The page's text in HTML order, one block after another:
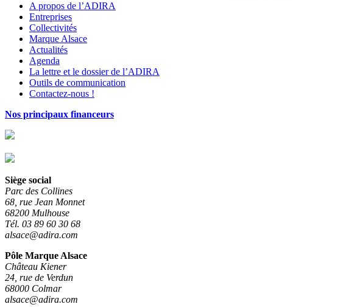
A propos de l’ADIRA
Entreprises
Collectivités
Marque Alsace
Actualités
Agenda
La lettre et le dossier de l’ADIRA
Outils de communication
Contactez-nous !
Nos principaux financeurs
Siège social
Parc des Collines
68, rue Jean Monnet
68200 Mulhouse
Tél. 03 89 60 30 68
alsace@adira.com
Pôle Marque Alsace
Château Kiener
24, rue de Verdun
68000 Colmar
alsace@adira.com